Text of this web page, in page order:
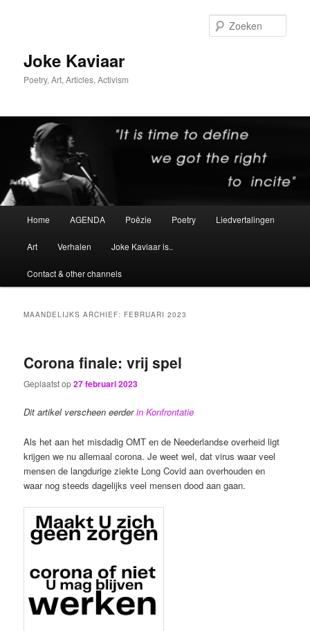
inhoud
inhoudJoke Kaviaar
Poetry, Art, Articles, Activism
Home AGENDA Poëzie Poetry Liedvertalingen
Art Verhalen Joke Kaviaar is..
Contact & other channels
MAANDELIJKS ARCHIEF: FEBRUARI 2023
Corona finale: vrij spel
Geplaatst op27 februari 2023
Dit artikel verscheen eerderin Konfrontatie
Als het aan het misdadig OMT en de Neederlandse overheid ligt
krijgen we nu allemaal corona. Je weet wel, dat virus waar veel
mensen de langdurige ziekte Long Covid aan overhouden en
waar nog steeds dagelijks veel mensen dood aan gaan.